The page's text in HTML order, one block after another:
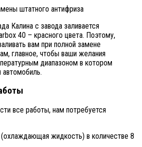
штатного антифриза
Калина с завода заливается
40 – красного цвета. Поэтому,
вам при полной замене
главное, чтобы ваши желания
диапазоном в котором
автомобиль.
все работы, нам потребуется
жидкость) в количестве 8